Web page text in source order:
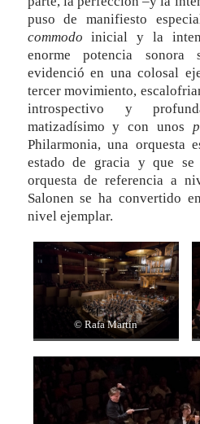
puso de manifiesto
commodo inicial y la
enorme potencia
evidenció en una colosal
tercer movimiento,
introspectivo y
matizadísimo y con unos
Philarmonia, una orquesta
estado de gracia y que
orquesta de referencia a
Salonen se ha convertido
nivel ejemplar.
© Rafa Martín